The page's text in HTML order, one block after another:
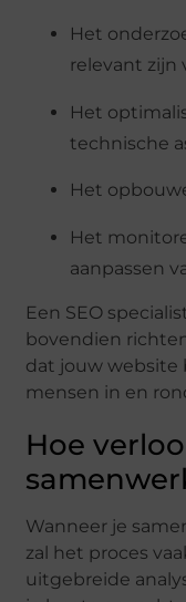
Het
relevant zijn
Het
technische
Het
Het
aanpassen
Een SEO
bovendien
dat jouw website
mensen in en
Hoe
Wanneer je
zal het proces
uitgebreide